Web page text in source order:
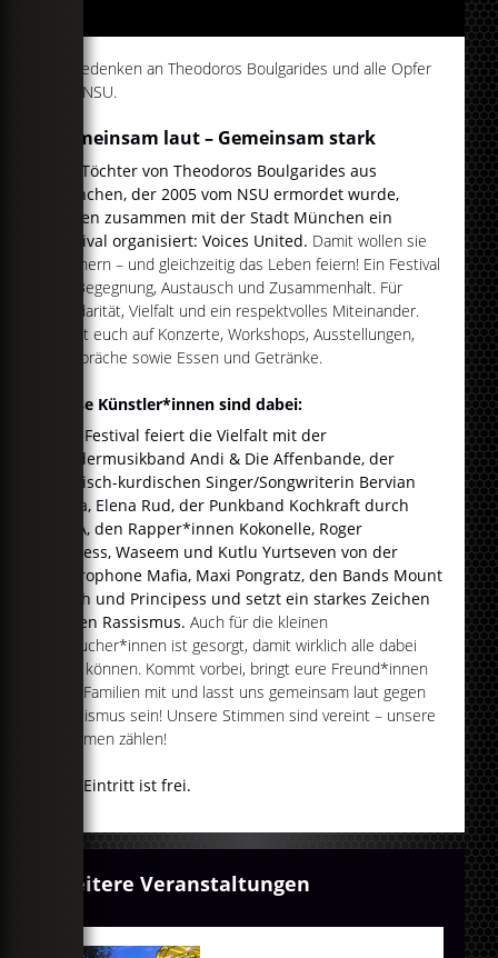
In Gedenken an Theodoros Boulgarides und alle Opfer
des NSU.
Gemeinsam laut – Gemeinsam stark
Die Töchter von Theodoros Boulgarides aus
München, der 2005 vom NSU ermordet wurde,
haben zusammen mit der Stadt München ein
Festival organisiert: Voices United. Damit wollen sie
erinnern – und gleichzeitig das Leben feiern! Ein Festival
für Begegnung, Austausch und Zusammenhalt. Für
Solidarität, Vielfalt und ein respektvolles Miteinander.
Freut euch auf Konzerte, Workshops, Ausstellungen,
Gespräche sowie Essen und Getränke.
Diese Künstler*innen sind dabei:
Das Festival feiert die Vielfalt mit der
Kindermusikband Andi & Die Affenbande, der
türkisch-kurdischen Singer/Songwriterin Bervian
Kaya, Elena Rud, der Punkband Kochkraft durch
KMA, den Rapper*innen Kokonelle, Roger
Rekless, Waseem und Kutlu Yurtseven von der
Microphone Mafia, Maxi Pongratz, den Bands Mount
Hush und Principess und setzt ein starkes Zeichen
gegen Rassismus. Auch für die kleinen
Besucher*innen ist gesorgt, damit wirklich alle dabei
sein können. Kommt vorbei, bringt eure Freund*innen
und Familien mit und lasst uns gemeinsam laut gegen
Rassismus sein! Unsere Stimmen sind vereint – unsere
Stimmen zählen!
Der Eintritt ist frei.
Weitere Veranstaltungen